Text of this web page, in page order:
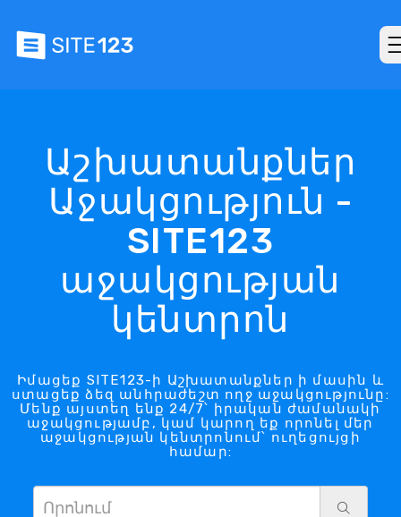
Աշխատանքներ
Աջակցություն -
SITE123
աջակցության
կենտրոն
Իմացեք SITE123-ի Աշխատանքներ ի մասին և
ստացեք ձեզ անհրաժեշտ ողջ աջակցությունը:
Մենք այստեղ ենք 24/7՝ իրական ժամանակի
աջակցությամբ, կամ կարող եք որոնել մեր
աջակցության կենտրոնում՝ ուղեցույցի
համար: